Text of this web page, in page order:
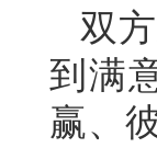
双
到满
赢、